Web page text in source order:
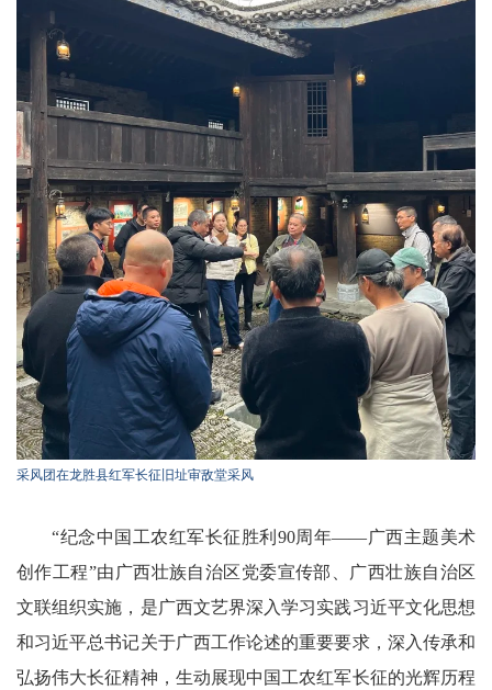
采风团在龙胜县红军长征旧址审敌堂采风
“纪念中国工农红军长征胜利90周年——广西主题美术
创作工程”由广西壮族自治区党委宣传部、广西壮族自治区
文联组织实施，是广西文艺界深入学习实践习近平文化思想
和习近平总书记关于广西工作论述的重要要求，深入传承和
弘扬伟大长征精神，生动展现中国工农红军长征的光辉历程